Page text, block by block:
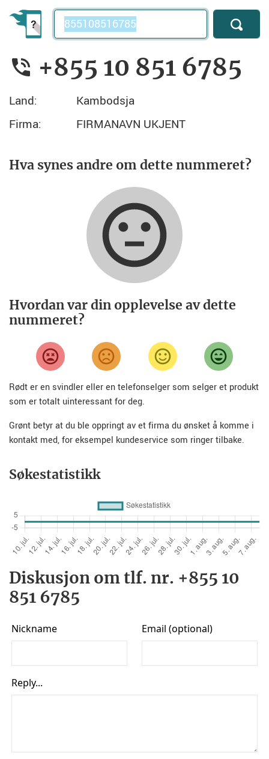
Telefonnummer
+855 10 851 6785
Land:
Kambodsja
Firma:
FIRMANAVN UKJENT
Hva synes andre om dette nummeret?
Hvordan var din opplevelse av dette
nummeret?
Rødt er en svindler eller en telefonselger som selger et produkt
som er totalt uinteressant for deg.
Grønt betyr at du ble oppringt av et firma du ønsket å komme i
kontakt med, for eksempel kundeservice som ringer tilbake.
Søkestatistikk
Diskusjon om tlf. nr. +855 10
851 6785